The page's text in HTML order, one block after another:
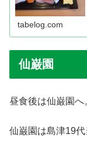
tabelog.com
仙巌園
昼食後は仙巌園へ
仙巌園は島津19